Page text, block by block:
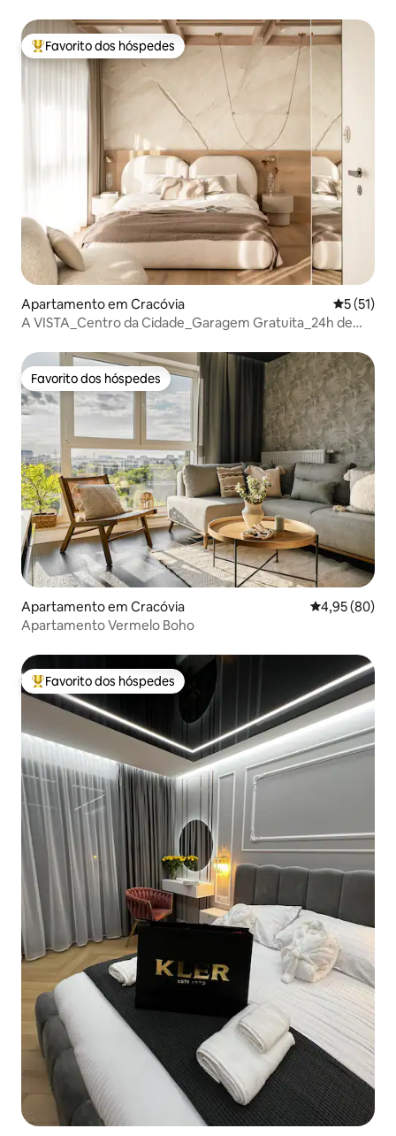
Favoritos dos hóspedes mais apreciados
Favorito dos hóspedes
Apartamento em Cracóvia
5 (51)
A VISTA_Centro da Cidade_Garagem Gratuita_24h de
Favorito dos hóspedes
Favorito dos hóspedes
Apartamento em Cracóvia Classificação
4,95 (80)
Apartamento Vermelo Boho
Favoritos dos hóspedes mais apreciados
Favorito dos hóspedes